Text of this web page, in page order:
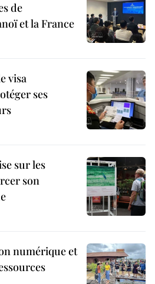
de
et la France
visa
ses
sur les
son
numérique et